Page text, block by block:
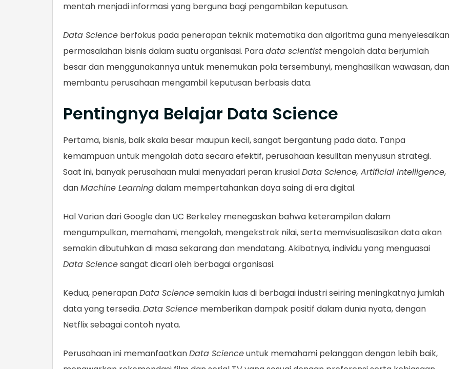
mentah menjadi informasi yang berguna bagi pengambilan keputusan.
Data Science berfokus pada penerapan teknik matematika dan algoritma guna menyelesaikan
permasalahan bisnis dalam suatu organisasi. Paradata scientist mengolah data berjumlah
besar dan menggunakannya untuk menemukan pola tersembunyi, menghasilkan wawasan, dan
membantu perusahaan mengambil keputusan berbasis data.
Pentingnya Belajar Data Science
Pertama, bisnis, baik skala besar maupun kecil, sangat bergantung pada data. Tanpa
kemampuan untuk mengolah data secara efektif, perusahaan kesulitan menyusun strategi.
Saat ini, banyak perusahaan mulai menyadari peran krusialData Science, Artificial Intelligence,
danMachine Learningdalam mempertahankan daya saing di era digital.
Hal Varian dari Google dan UC Berkeley menegaskan bahwa keterampilan dalam
mengumpulkan, memahami, mengolah, mengekstrak nilai, serta memvisualisasikan data akan
semakin dibutuhkan di masa sekarang dan mendatang. Akibatnya, individu yang menguasai
Data Sciencesangat dicari oleh berbagai organisasi.
Kedua, penerapanData Sciencesemakin luas di berbagai industri seiring meningkatnya jumlah
data yang tersedia. Data Science memberikan dampak positif dalam dunia nyata, dengan
Netflix sebagai contoh nyata.
Perusahaan ini memanfaatkanData Scienceuntuk memahami pelanggan dengan lebih baik,